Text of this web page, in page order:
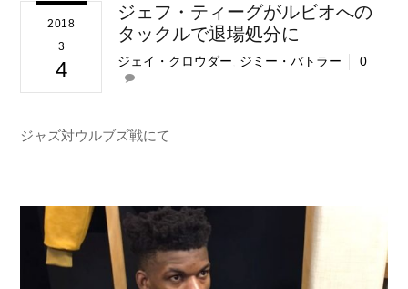
2018
3
4
ジェフ・ティーグがルビオへの
タックルで退場処分に
ジェイ・クロウダー ジミー・バトラー 0
ジャズ対ウルブズ戦にて